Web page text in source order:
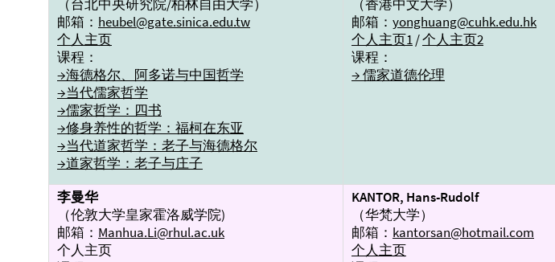
（台北中央研究院/柏林自由大学）
邮箱： heubel@gate.sinica.edu.tw
个人主页
课程：
→海德格尔、阿多诺与中国哲学
→当代儒家哲学
→儒家哲学：四书
→修身养性的哲学：福柯在东亚
→当代道家哲学：老子与海德格尔
→道家哲学：老子与庄子
（香港中文大学）
邮箱： yonghuang@cuhk.edu.hk
个人主页1/个人主页2
课程：
→ 儒家道德伦理
李曼华
（伦敦大学皇家霍洛威学院)
邮箱： Manhua.Li@rhul.ac.uk
个人主页
KANTOR, Hans-Rudolf
（华梵大学）
邮箱： kantorsan@hotmail.com
个人主页